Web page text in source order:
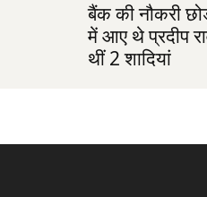
बैंक की नौकरी
में आए थे प्रदीप
थीं 2 शादियां